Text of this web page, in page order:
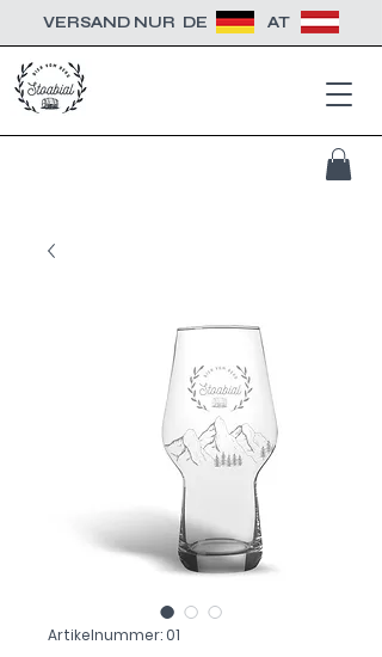
VERSAND NUR DE AT
Artikelnummer: 01